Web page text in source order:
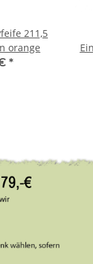
211,5
orange
*